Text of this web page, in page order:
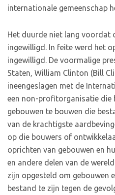
internationale gemeenschap
Het duurde niet lang voordat
ingewilligd. In feite werd het
ingewilligd. De voormalige
Staten, William Clinton (Bill
ineengeslagen met de
een non-profitorganisatie die
gebouwen te bouwen die
van de krachtigste
op die bouwers of
oprichten van gebouwen en
en andere delen van de
zijn opgesteld om gebouwen
bestand te zijn tegen de